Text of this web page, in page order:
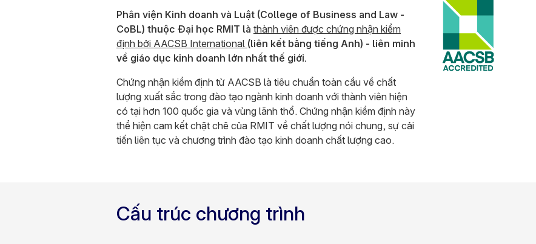
Phân viện Kinh doanh và Luật (College of Business and Law -
CoBL) thuộc Đại học RMIT là thành viên được chứng nhận kiểm
định bởi AACSB International (liên kết bằng tiếng Anh) - liên minh
về giáo dục kinh doanh lớn nhất thế giới.
Chứng nhận kiểm định từ AACSB là tiêu chuẩn toàn cầu về chất
lượng xuất sắc trong đào tạo ngành kinh doanh với thành viên hiện
có tại hơn 100 quốc gia và vùng lãnh thổ. Chứng nhận kiểm định này
thể hiện cam kết chặt chẽ của RMIT về chất lượng nói chung, sự cải
tiến liên tục và chương trình đào tạo kinh doanh chất lượng cao.
Cấu trúc chương trình